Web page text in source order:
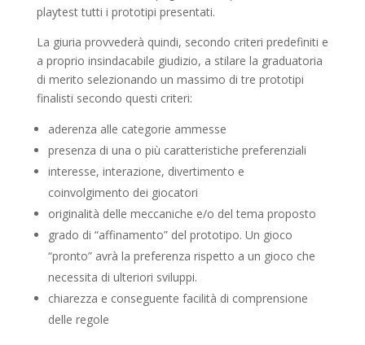
playtest tutti i prototipi presentati.
La giuria provvederà quindi, secondo criteri predefiniti e
a proprio insindacabile giudizio, a stilare la graduatoria
di merito selezionando un massimo di tre prototipi
finalisti secondo questi criteri:
aderenza alle categorie ammesse
presenza di una o più caratteristiche preferenziali
interesse, interazione, divertimento e
coinvolgimento dei giocatori
originalità delle meccaniche e/o del tema proposto
grado di “affinamento” del prototipo. Un gioco
“pronto” avrà la preferenza rispetto a un gioco che
necessita di ulteriori sviluppi.
chiarezza e conseguente facilità di comprensione
delle regole